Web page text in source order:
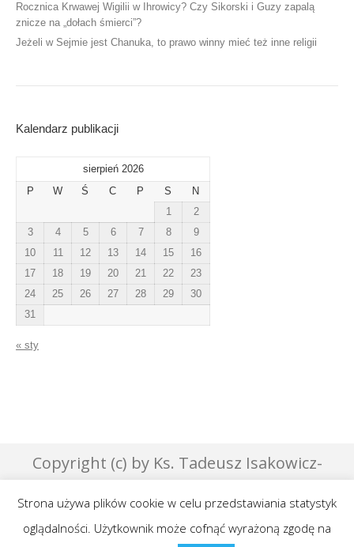
Rocznica Krwawej Wigilii w Ihrowicy? Czy Sikorski i Guzy zapalą
znicze na „dołach śmierci”?
Jeżeli w Sejmie jest Chanuka, to prawo winny mieć też inne religii
Kalendarz publikacji
sierpień 2026
P
W Ś C P S
N
1
2
3
4 5 6 7 8
9
10
11 12 13 14 15
16
17
18 19 20 21 22
23
24
25 26 27 28 29
30
31
« sty
Copyright (c) by Ks. Tadeusz Isakowicz-
GraphicsLab
Publikowane teksty na niniejszej stronie są
Strona używa plików cookie w celu przedstawiania statystyk
oglądalności. Użytkownik może cofnąć wyrażoną zgodę na